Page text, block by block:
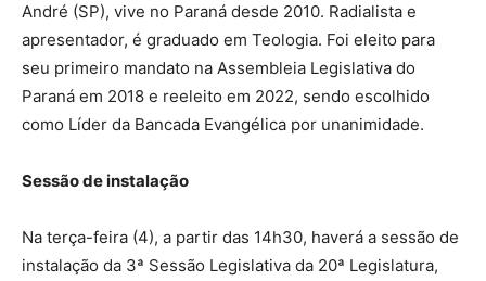
André (SP), vive no Paraná desde 2010. Radialista e
apresentador, é graduado em Teologia. Foi eleito para
seu primeiro mandato na Assembleia Legislativa do
Paraná em 2018 e reeleito em 2022, sendo escolhido
como Líder da Bancada Evangélica por unanimidade.
Sessão de instalação
Na terça-feira (4), a partir das 14h30, haverá a sessão de
instalação da 3ª Sessão Legislativa da 20ª Legislatura,